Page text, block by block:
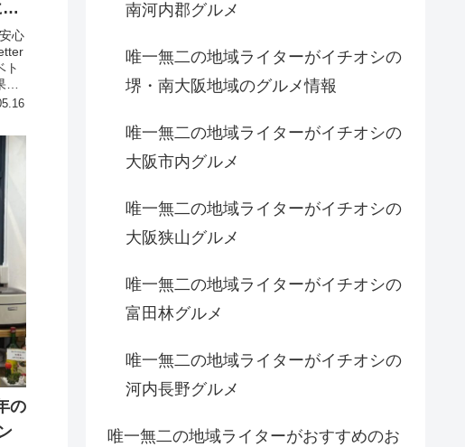
心
ト
の
南河内郡グルメ
唯一無二の地域ライターがイチオシの
堺・南大阪地域のグルメ情報
唯一無二の地域ライターがイチオシの
大阪市内グルメ
唯一無二の地域ライターがイチオシの
大阪狭山グルメ
唯一無二の地域ライターがイチオシの
富田林グルメ
唯一無二の地域ライターがイチオシの
河内長野グルメ
唯一無二の地域ライターがおすすめのお